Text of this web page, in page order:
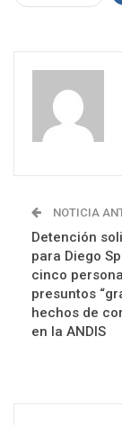
NOTICIA
Detención
para Diego
cinco
presuntos
hechos de
en la ANDIS